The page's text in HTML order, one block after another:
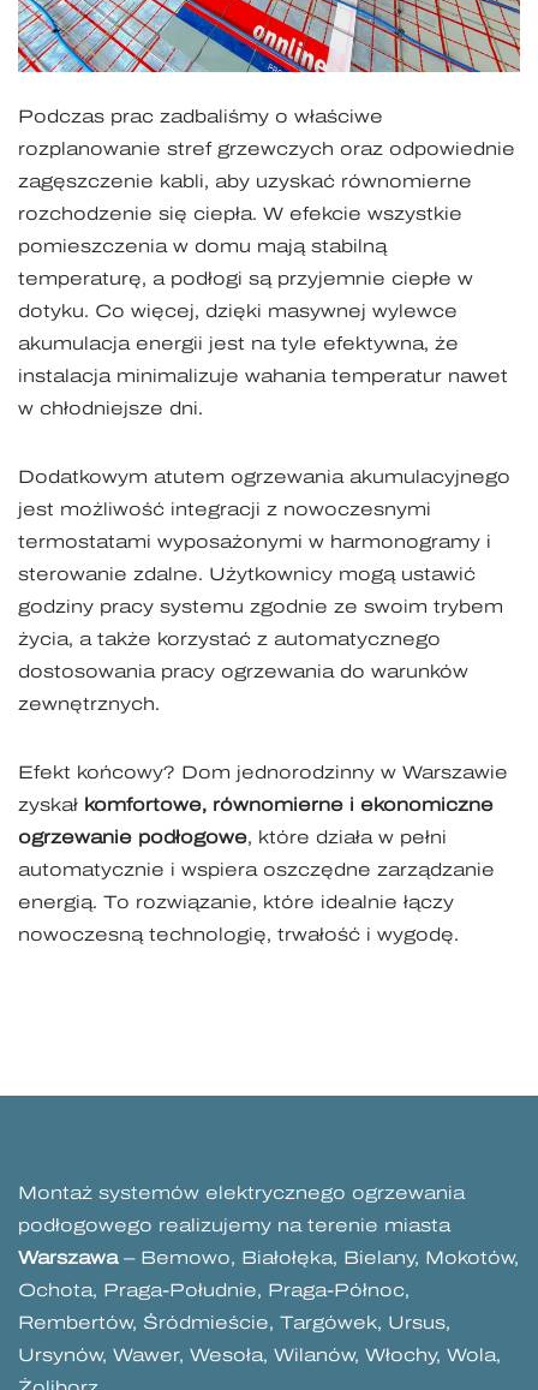
Podczas prac zadbaliśmy o właściwe
rozplanowanie stref grzewczych oraz odpowiednie
zagęszczenie kabli, aby uzyskać równomierne
rozchodzenie się ciepła. W efekcie wszystkie
pomieszczenia w domu mają stabilną
temperaturę, a podłogi są przyjemnie ciepłe w
dotyku. Co więcej, dzięki masywnej wylewce
akumulacja energii jest na tyle efektywna, że
instalacja minimalizuje wahania temperatur nawet
w chłodniejsze dni.
Dodatkowym atutem ogrzewania akumulacyjnego
jest możliwość integracji z nowoczesnymi
termostatami wyposażonymi w harmonogramy i
sterowanie zdalne. Użytkownicy mogą ustawić
godziny pracy systemu zgodnie ze swoim trybem
życia, a także korzystać z automatycznego
dostosowania pracy ogrzewania do warunków
zewnętrznych.
Efekt końcowy? Dom jednorodzinny w Warszawie
zyskał komfortowe, równomierne i ekonomiczne
ogrzewanie podłogowe, które działa w pełni
automatycznie i wspiera oszczędne zarządzanie
energią. To rozwiązanie, które idealnie łączy
nowoczesną technologię, trwałość i wygodę.
Montaż systemów elektrycznego ogrzewania
podłogowego realizujemy na terenie miasta
Warszawa– Bemowo, Białołęka, Bielany, Mokotów,
Ochota, Praga-Południe, Praga-Północ,
Rembertów, Śródmieście, Targówek, Ursus,
Ursynów, Wawer, Wesoła, Wilanów, Włochy, Wola,